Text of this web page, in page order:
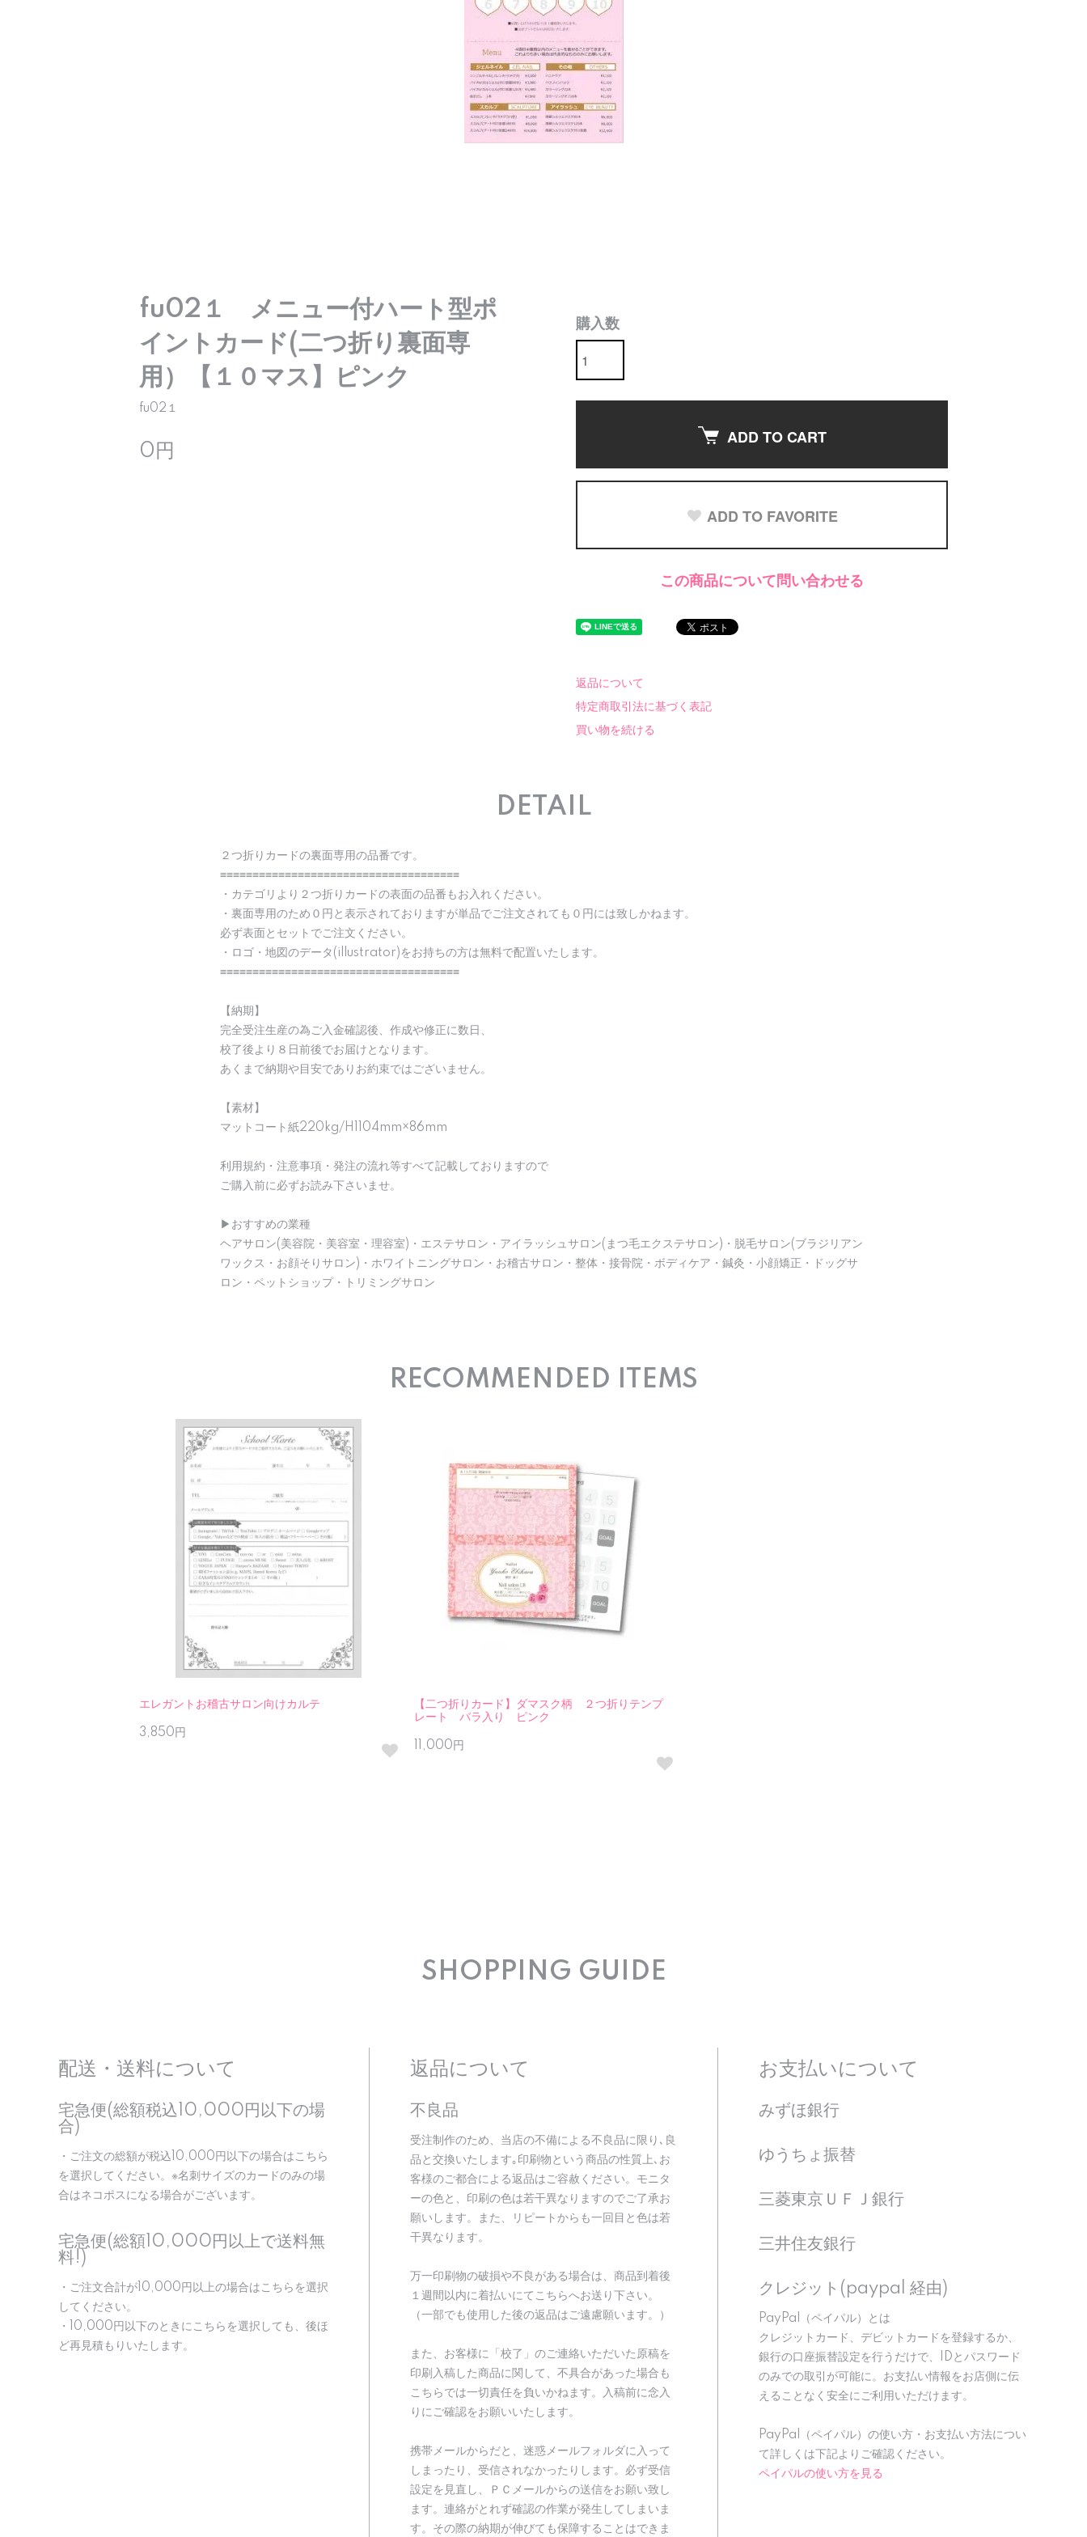
fu02１ メニュー付ハート型ポ
イントカード(二つ折り裏面専
用）【１０マス】ピンク
fu02１
0円
購入数
ADD TO CART
ADD TO FAVORITE
この商品について問い合わせる
返品について
特定商取引法に基づく表記
買い物を続ける
DETAIL
２つ折りカードの裏面専用の品番です。
≡≡≡≡≡≡≡≡≡≡≡≡≡≡≡≡≡≡≡≡≡≡≡≡≡≡≡≡≡≡≡≡≡≡≡≡≡
・カテゴリより２つ折りカードの表面の品番もお入れください。
・裏面専用のため０円と表示されておりますが単品でご注文されても０円には致しかねます。
必ず表面とセットでご注文ください。
・ロゴ・地図のデータ(illustrator)をお持ちの方は無料で配置いたします。
≡≡≡≡≡≡≡≡≡≡≡≡≡≡≡≡≡≡≡≡≡≡≡≡≡≡≡≡≡≡≡≡≡≡≡≡≡
【納期】
完全受注生産の為ご入金確認後、作成や修正に数日、
校了後より８日前後でお届けとなります。
あくまで納期や目安でありお約束ではございません。
【素材】
マットコート紙220kg/H1104mm×86mm
利用規約・注意事項・発注の流れ等すべて記載しておりますので
ご購入前に必ずお読み下さいませ。
▶︎おすすめの業種
ヘアサロン(美容院・美容室・理容室)・エステサロン・アイラッシュサロン(まつ毛エクステサロン)・脱毛サロン(ブラジリアン
ワックス・お顔そりサロン)・ホワイトニングサロン・お稽古サロン・整体・接骨院・ボディケア・鍼灸・小顔矯正・ドッグサ
ロン・ペットショップ・トリミングサロン
RECOMMENDED ITEMS
エレガントお稽古サロン向けカルテ
3,850円
【二つ折りカード】ダマスク柄 ２つ折りテンプ
レート バラ入り ピンク
11,000円
SHOPPING GUIDE
配送・送料について
宅急便(総額税込10,000円以下の場
合)
・ご注文の総額が税込10,000円以下の場合はこちら
を選択してください。※名刺サイズのカードのみの場
合はネコポスになる場合がございます。
宅急便(総額10,000円以上で送料無
料!)
・ご注文合計が10,000円以上の場合はこちらを選択
してください。
・10,000円以下のときにこちらを選択しても、後ほ
ど再見積もりいたします。
返品について
不良品
受注制作のため、当店の不備による不良品に限り､良
品と交換いたします｡印刷物という商品の性質上､お
客様のご都合による返品はご容赦ください。モニタ
ーの色と、印刷の色は若干異なりますのでご了承お
願いします。また、リピートからも一回目と色は若
干異なります。
万一印刷物の破損や不良がある場合は、商品到着後
１週間以内に着払いにてこちらへお送り下さい。
（一部でも使用した後の返品はご遠慮願います。）
また、お客様に「校了」のご連絡いただいた原稿を
印刷入稿した商品に関して、不具合があった場合も
こちらでは一切責任を負いかねます。入稿前に念入
りにご確認をお願いいたします。
携帯メールからだと、迷惑メールフォルダに入って
しまったり、受信されなかったりします。必ず受信
設定を見直し、ＰＣメールからの送信をお願い致し
ます。連絡がとれず確認の作業が発生してしまいま
す。その際の納期が伸びても保障することはできま
お支払いについて
みずほ銀行
ゆうちょ振替
三菱東京ＵＦＪ銀行
三井住友銀行
クレジット(paypal 経由)
PayPal（ペイパル）とは
クレジットカード、デビットカードを登録するか、
銀行の口座振替設定を行うだけで、IDとパスワード
のみでの取引が可能に。お支払い情報をお店側に伝
えることなく安全にご利用いただけます。
PayPal（ペイパル）の使い方・お支払い方法につい
て詳しくは下記よりご確認ください。
ペイパルの使い方を見る